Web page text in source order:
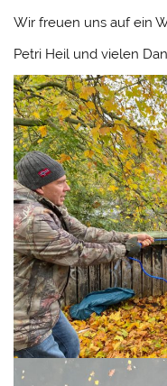
Wir freuen uns auf ein
Petri Heil und vielen